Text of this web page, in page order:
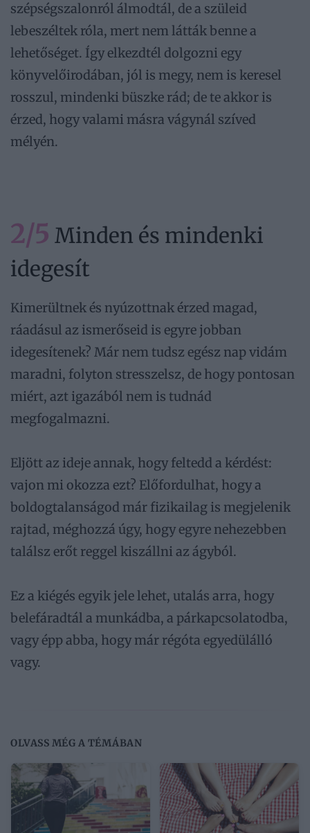
szépségszalonról álmodtál, de a szüleid
lebeszéltek róla, mert nem látták benne a
lehetőséget. Így elkezdtél dolgozni egy
könyvelőirodában, jól is megy, nem is keresel
rosszul, mindenki büszke rád; de te akkor is
érzed, hogy valami másra vágynál szíved
mélyén.
2/5 Minden és mindenki
idegesít
Kimerültnek és nyúzottnak érzed magad,
ráadásul az ismerőseid is egyre jobban
idegesítenek? Már nem tudsz egész nap vidám
maradni, folyton stresszelsz, de hogy pontosan
miért, azt igazából nem is tudnád
megfogalmazni.
Eljött az ideje annak, hogy feltedd a kérdést:
vajon mi okozza ezt? Előfordulhat, hogy a
boldogtalanságod már fizikailag is megjelenik
rajtad, méghozzá úgy, hogy egyre nehezebben
találsz erőt reggel kiszállni az ágyból.
Ez a kiégés egyik jele lehet, utalás arra, hogy
belefáradtál a munkádba, a párkapcsolatodba,
vagy épp abba, hogy már régóta egyedülálló
vagy.
OLVASS MÉG A TÉMÁBAN